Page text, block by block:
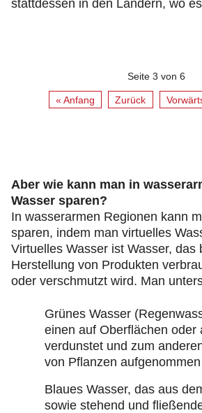
stattdessen in den Ländern, wo
Seite 3 von 6
« Anfang Zurück
Aber wie kann man in
Wasser sparen?
In wasserarmen Regionen kann
sparen, indem man virtuelles
Virtuelles Wasser ist Wasser, das
Herstellung von Produkten
oder verschmutzt wird. Man
Grünes Wasser
einen auf Oberflächen oder
verdunstet und zum
von Pflanzen
Blaues Wasser, das aus
sowie stehend und